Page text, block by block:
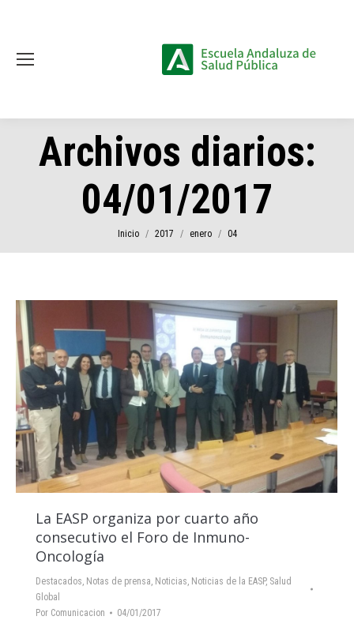
Archivos diarios:
04/01/2017
Estás aquí:
Inicio 2017 enero 04
La EASP organiza por cuarto año
consecutivo el Foro de Inmuno-
Oncología
Destacados, Notas de prensa, Noticias, Noticias de la EASP, Salud
Global
Por Comunicacion 04/01/2017